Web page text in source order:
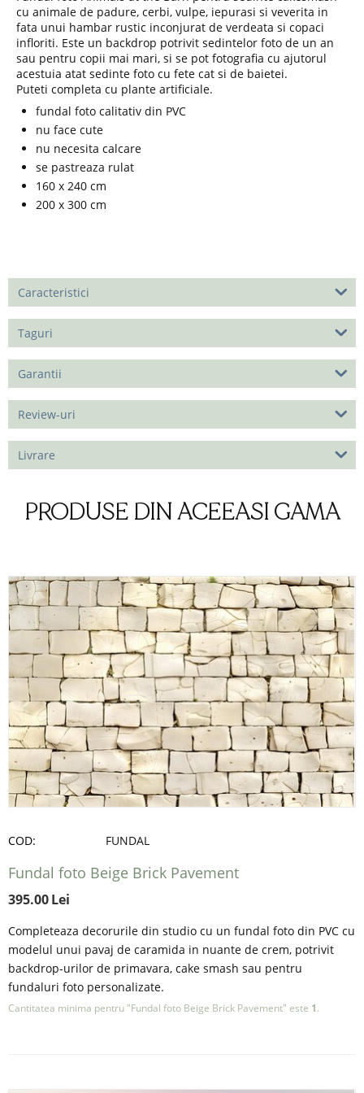
cu animale de padure, cerbi, vulpe, iepurasi si veverita in
fata unui hambar rustic inconjurat de verdeata si copaci
infloriti. Este un backdrop potrivit sedintelor foto de un an
sau pentru copii mai mari, si se pot fotografia cu ajutorul
acestuia atat sedinte foto cu fete cat si de baietei.
Puteti completa cu plante artificiale.
fundal foto calitativ din PVC
nu face cute
nu necesita calcare
se pastreaza rulat
160 x 240 cm
200 x 300 cm
Caracteristici
Taguri
Garantii
Review-uri
Livrare
PRODUSE DIN ACEEASI GAMA
COD: FUNDAL
Fundal foto Beige Brick Pavement
395.00Lei
Completeaza decorurile din studio cu un fundal foto din PVC cu
modelul unui pavaj de caramida in nuante de crem, potrivit
backdrop-urilor de primavara, cake smash sau pentru
fundaluri foto personalizate.
Cantitatea minima pentru "Fundal foto Beige Brick Pavement" este 1.